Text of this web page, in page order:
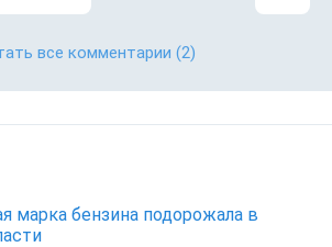
все комментарии (2)
марка бензина подорожала в